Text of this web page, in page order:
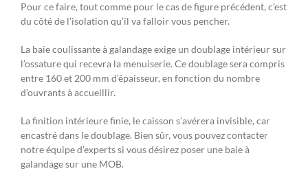
Pour ce faire, tout comme pour le cas de figure précédent, c’est
du côté de l’isolation qu’il va falloir vous pencher.
La baie coulissante à galandage exige un doublage intérieur sur
l’ossature qui recevra la menuiserie. Ce doublage sera compris
entre 160 et 200 mm d’épaisseur, en fonction du nombre
d’ouvrants à accueillir.
La finition intérieure finie, le caisson s’avérera invisible, car
encastré dans le doublage. Bien sûr, vous pouvez contacter
notre équipe d’experts si vous désirez poser une baie à
galandage sur une MOB.